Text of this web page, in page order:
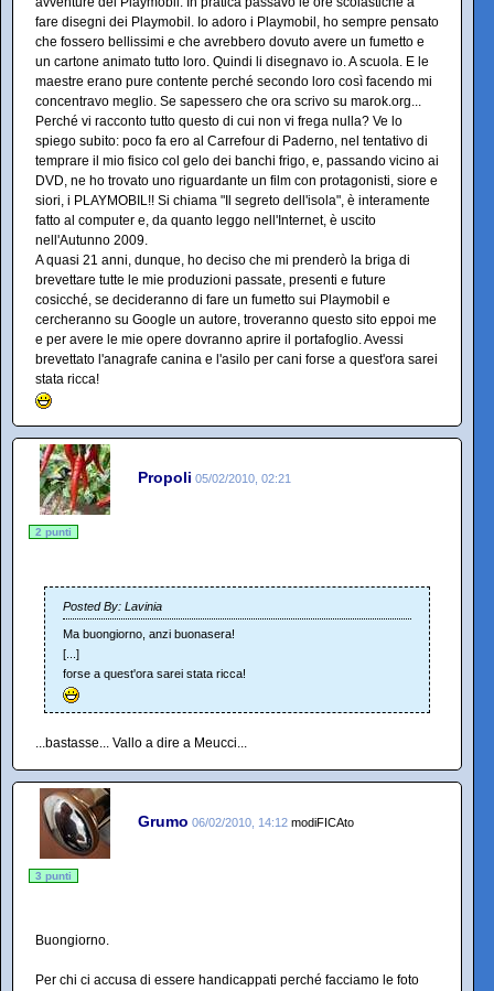
fare disegni dei Playmobil. Io adoro i Playmobil, ho sempre pensato
che fossero bellissimi e che avrebbero dovuto avere un fumetto e
un cartone animato tutto loro. Quindi li disegnavo io. A scuola. E le
maestre erano pure contente perché secondo loro così facendo mi
concentravo meglio. Se sapessero che ora scrivo su marok.org...
Perché vi racconto tutto questo di cui non vi frega nulla? Ve lo
spiego subito: poco fa ero al Carrefour di Paderno, nel tentativo di
temprare il mio fisico col gelo dei banchi frigo, e, passando vicino ai
DVD, ne ho trovato uno riguardante un film con protagonisti, siore e
siori, i PLAYMOBIL!! Si chiama "Il segreto dell'isola", è interamente
fatto al computer e, da quanto leggo nell'Internet, è uscito
nell'Autunno 2009.
A quasi 21 anni, dunque, ho deciso che mi prenderò la briga di
brevettare tutte le mie produzioni passate, presenti e future
cosicché, se decideranno di fare un fumetto sui Playmobil e
cercheranno su Google un autore, troveranno questo sito eppoi me
e per avere le mie opere dovranno aprire il portafoglio. Avessi
brevettato l'anagrafe canina e l'asilo per cani forse a quest'ora sarei
stata ricca!
Propoli 05/02/2010, 02:21
2 punti
Posted By: Lavinia
Ma buongiorno, anzi buonasera!
[...]
forse a quest'ora sarei stata ricca!
...bastasse... Vallo a dire a Meucci...
Grumo 06/02/2010, 14:12 modiFICAto
3 punti
Buongiorno.
Per chi ci accusa di essere handicappati perché facciamo le foto